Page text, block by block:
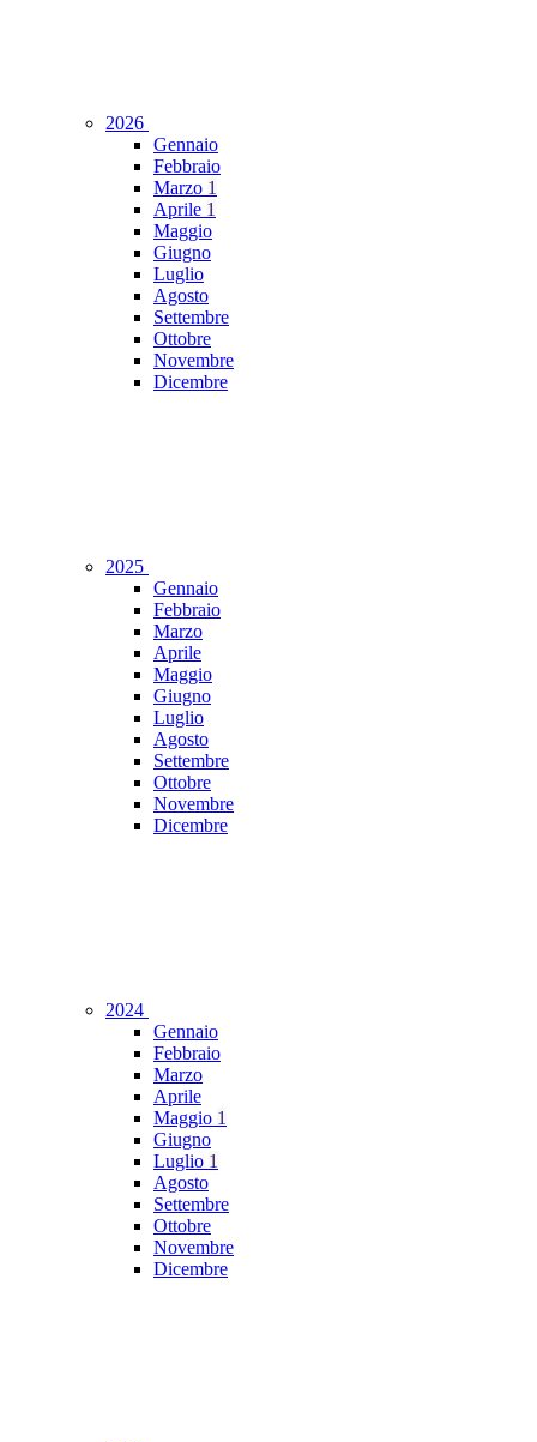
2026
Gennaio
Febbraio
Marzo 1
Aprile 1
Maggio
Giugno
Luglio
Agosto
Settembre
Ottobre
Novembre
Dicembre
2025
Gennaio
Febbraio
Marzo
Aprile
Maggio
Giugno
Luglio
Agosto
Settembre
Ottobre
Novembre
Dicembre
2024
Gennaio
Febbraio
Marzo
Aprile
Maggio 1
Giugno
Luglio 1
Agosto
Settembre
Ottobre
Novembre
Dicembre